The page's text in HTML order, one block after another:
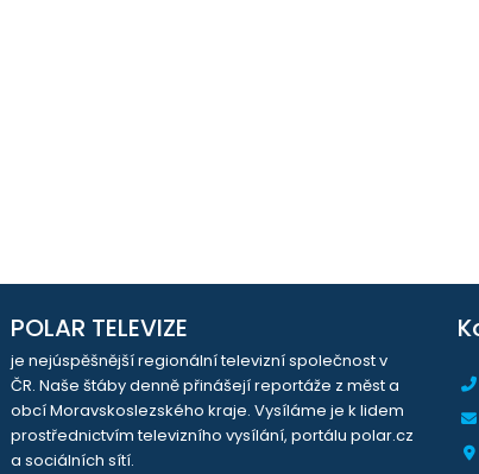
POLAR TELEVIZE
je nejúspěšnější regionální televizní společnost v
ČR. Naše štáby denně přinášejí reportáže z měst a
obcí Moravskoslezského kraje. Vysíláme je k lidem
prostřednictvím televizního vysílání, portálu polar.cz
a sociálních sítí.